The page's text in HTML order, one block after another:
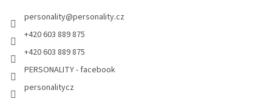
personality@personality.cz
+420 603 889 875
+420 603 889 875
PERSONALITY - facebook
personalitycz